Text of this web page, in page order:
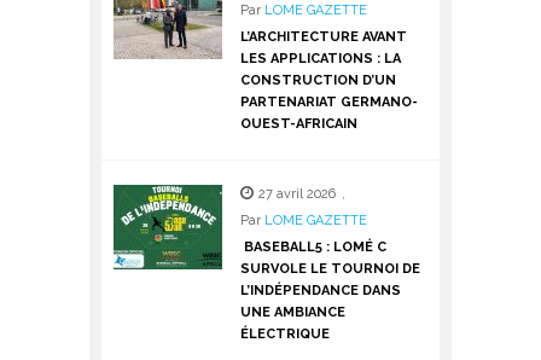
Par LOME GAZETTE
L’ARCHITECTURE AVANT
LES APPLICATIONS : LA
CONSTRUCTION D’UN
PARTENARIAT GERMANO-
OUEST-AFRICAIN
27 avril 2026 ,
Par LOME GAZETTE
BASEBALL5 : LOMÉ C
SURVOLE LE TOURNOI DE
L’INDÉPENDANCE DANS
UNE AMBIANCE
ÉLECTRIQUE